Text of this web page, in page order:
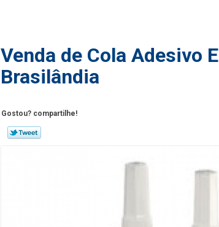
Venda de Cola Adesivo
Brasilândia
Gostou? compartilhe!